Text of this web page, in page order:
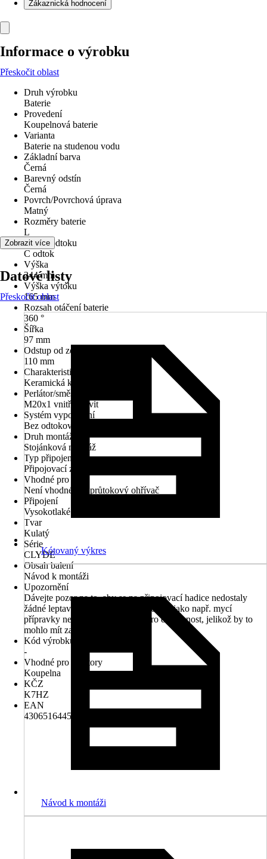
Zákaznická hodnocení
Informace o výrobku
Přeskočit oblast
Druh výrobku
Baterie
Provedení
Koupelnová baterie
Varianta
Baterie na studenou vodu
Základní barva
Černá
Barevný odstín
Černá
Povrch/Povrchová úprava
Matný
Rozměry baterie
L
Forma odtoku
C odtok
Výška
244 mm
Výška výtoku
165 mm
Rozsah otáčení baterie
360 °
Šířka
97 mm
Odstup od zdi
110 mm
Charakteristické znaky
Keramická kartuše
Perlátor/směšovací tryska
M20x1 vnitřní závit
Systém vypouštění
Bez odtokové soupravy
Druh montáže
Stojánková montáž
Typ připojení
Připojovací závit 1/2"
Vhodné pro
Není vhodné pro průtokový ohřívač
Připojení
Vysokotlaké - tlakové
Tvar
Kulatý
Série
CLYDE
Obsah balení
Návod k montáži
Upozornění
Dávejte pozor na to, aby se na připojovací hadice nedostaly
žádné leptavé nebo korozní prostředky, jako např. mycí
přípravky nebo čisticí přípravky pro domácnost, jelikož by to
mohlo mít za následek únik vody
Kód výrobku
-
Vhodné pro prostory
Koupelna
KČZ
K7HZ
EAN
4306516445806
Zobrazit více
Datové listy
Přeskočit oblast
Kótovaný výkres
Návod k montáži